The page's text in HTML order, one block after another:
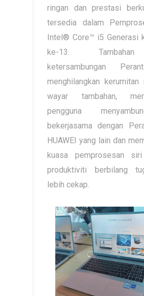
ringan dan prestasi
tersedia dalam
Intel® Core™ i5 Generasi
ke-13.
ketersambungan
menghilangkan kerumitan
wayar tambahan,
pengguna
bekerjasama dengan
HUAWEI yang lain dan
kuasa pemprosesan
produktiviti berbilang
lebih cekap.